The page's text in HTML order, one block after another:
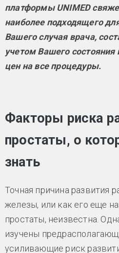
платформы UNIMED
наиболее подходящего
Вашего случая врача,
учетом Вашего
цен на все процедуры.
Факторы риска
простаты, о
знать
Точная причина развития
железы, или как его еще
простаты, неизвестна.
изучены
усиливающие риск